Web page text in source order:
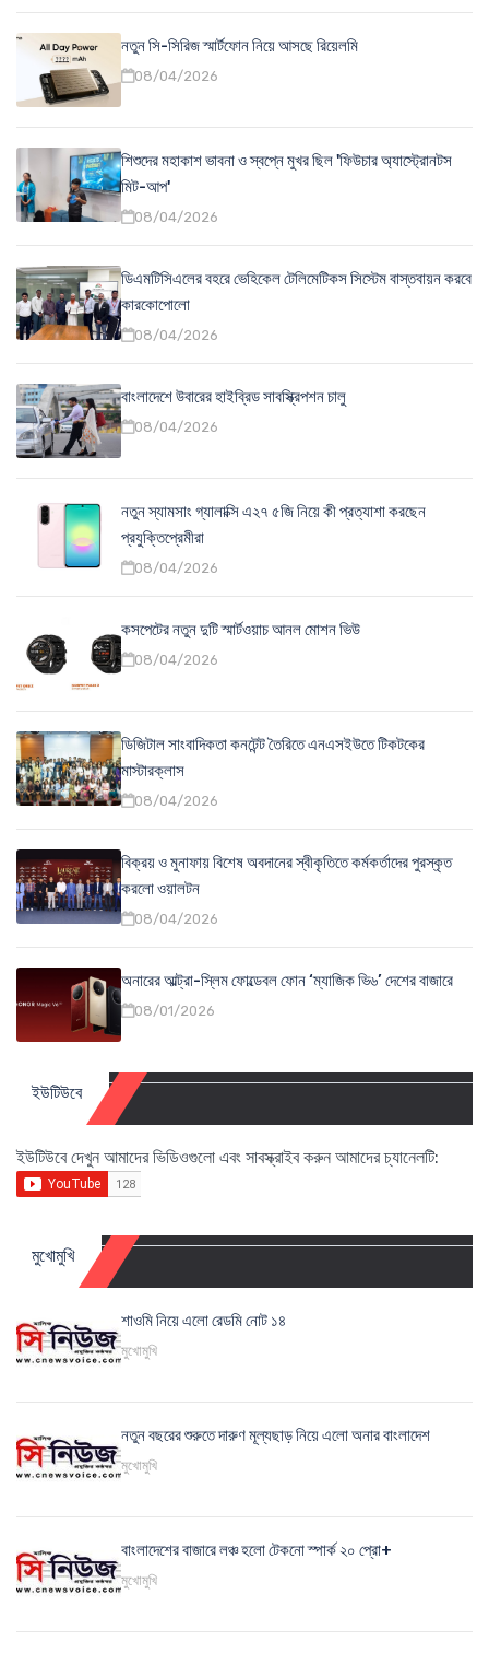
নতুন সি-সিরিজ স্মার্টফোন নিয়ে আসছে রিয়েলমি
08/04/2026
শিশুদের মহাকাশ ভাবনা ও স্বপ্নে মুখর ছিল 'ফিউচার অ্যাস্ট্রোনটস
মিট-আপ'
08/04/2026
ডিএমটিসিএলের বহরে ভেহিকেল টেলিমেটিকস সিস্টেম বাস্তবায়ন করবে
কারকোপোলো
08/04/2026
বাংলাদেশে উবারের হাইব্রিড সাবস্ক্রিপশন চালু
08/04/2026
নতুন স্যামসাং গ্যালাক্সি এ২৭ ৫জি নিয়ে কী প্রত্যাশা করছেন
প্রযুক্তিপ্রেমীরা
08/04/2026
কসপেটের নতুন দুটি স্মার্টওয়াচ আনল মোশন ভিউ
08/04/2026
ডিজিটাল সাংবাদিকতা কনটেন্ট তৈরিতে এনএসইউতে টিকটকের
মাস্টারক্লাস
08/04/2026
বিক্রয় ও মুনাফায় বিশেষ অবদানের স্বীকৃতিতে কর্মকর্তাদের পুরস্কৃত
করলো ওয়ালটন
08/04/2026
অনারের আল্ট্রা-স্লিম ফোল্ডেবল ফোন ‘ম্যাজিক ভি৬’ দেশের বাজারে
08/01/2026
ইউটিউবে
ইউটিউবে দেখুন আমাদের ভিডিওগুলো এবং সাবস্ক্রাইব করুন আমাদের চ্যানেলটি:
মুখোমুখি
শাওমি নিয়ে এলো রেডমি নোট ১৪
মুখোমুখি
নতুন বছরের শুরুতে দারুণ মূল্যছাড় নিয়ে এলো অনার বাংলাদেশ
মুখোমুখি
বাংলাদেশের বাজারে লঞ্চ হলো টেকনো স্পার্ক ২০ প্রো+
মুখোমুখি